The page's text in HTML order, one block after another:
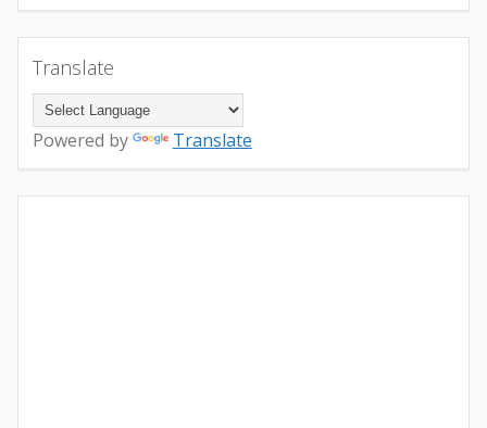
Translate
Powered by Translate